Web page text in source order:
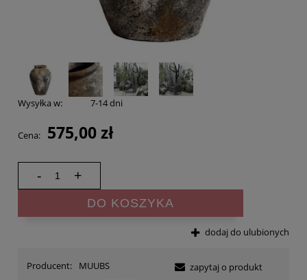
Wysyłka w: 7-14 dni
Cena: 575,00 zł
- +
DO KOSZYKA
dodaj do ulubionych
Producent:
MUUBS
zapytaj o produkt